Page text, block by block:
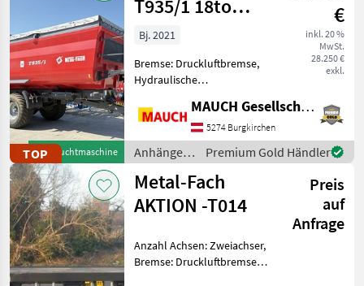
AKTUELLER
PFAD
Metal
Fach
T730 1
KATEGORIE
WÄHLEN
Landtechnik
185
MARKTPLATZ
Marktplatz Händlerangebote Kleinanzeigen
Zurücksetzen
185
Ergebnisse
anzeigen
TOPGebrauchtmaschine
T935/1 18to
Nutzlast
Muldenkipper
€
inkl. 20 %
MwSt.
28.250 €
exkl.
Bj. 2021
Bremse: Druckluftbremse,
Hydraulische
hydr.
Bordwandverriegelung,
Automatische Rückwand,
Hydraulischer Stützfuß Hier
wird ein sehr schöner
Metal-Fa
MAUCH Gesellschaft m.b.H. & Co.KG
5274 Burgkirchen
Anhänger /
Metal-Fach
Premium Gold Händler
Metal-Fach
AKTION -T014
Preis
auf
Anfrage
Anzahl Achsen: Zweiachser,
Bremse: Druckluftbremse,